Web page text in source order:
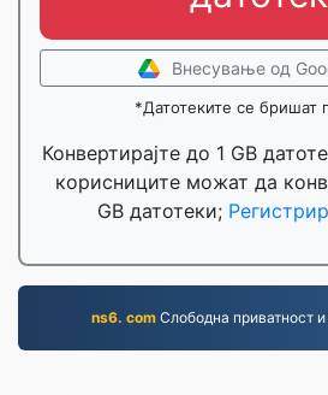
Внесување од
*Датотеките се бришат
Конвертирајте до 1 GB
корисниците можат да
GB датотеки;
ns6. com Слободна приватност